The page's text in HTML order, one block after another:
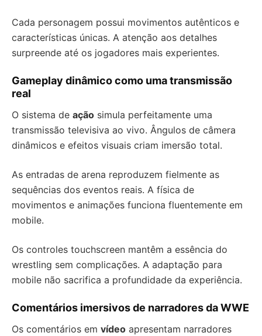
Cada personagem possui movimentos autênticos e
características únicas. A atenção aos detalhes
surpreende até os jogadores mais experientes.
Gameplay dinâmico como uma transmissão
real
O sistema de ação simula perfeitamente uma
transmissão televisiva ao vivo. Ângulos de câmera
dinâmicos e efeitos visuais criam imersão total.
As entradas de arena reproduzem fielmente as
sequências dos eventos reais. A física de
movimentos e animações funciona fluentemente em
mobile.
Os controles touchscreen mantêm a essência do
wrestling sem complicações. A adaptação para
mobile não sacrifica a profundidade da experiência.
Comentários imersivos de narradores da WWE
Os comentários em vídeo apresentam narradores